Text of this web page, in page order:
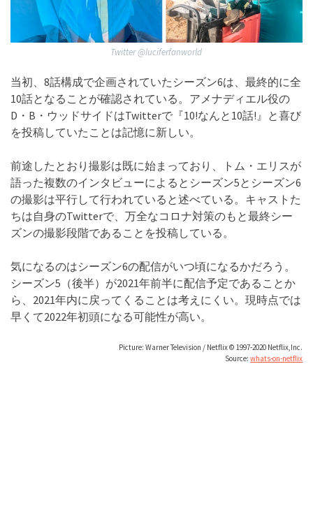
Twitter @luciferfanworld
当初、8話構成で企画されていたシーズン6は、最終的に全
10話となることが確認されている。アメナディエル役の
D・B・ウッドサイドはTwitterで『10!なんと10話!』と喜び
を投稿していたことは記憶に新しい。
前途したとおり撮影は既に始まっており、トム・エリスが
語った複数のインタビューによるとシーズン5とシーズン6
の撮影は平行して行われていると述べている。キャストた
ちは自身のTwitterで、万全なコロナ対策のもと最終シー
ズンの撮影段階であることを投稿している。
気になるのはシーズン6の配信がいつ頃になるかだろう。
シーズン5（後半）が2021年前半に配信予定であることか
ら、2021年内に戻ってくることは考えにくい。現時点では
早くて2022年初頭になる可能性が高い。
Picture: Warner Television / Netflix ©︎ 1997-2020 Netflix,Inc.
Source:whats-on-netflix